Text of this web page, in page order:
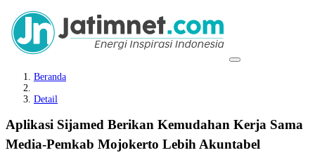
Beranda
Detail
Aplikasi Sijamed Berikan Kemudahan Kerja Sama
Media-Pemkab Mojokerto Lebih Akuntabel